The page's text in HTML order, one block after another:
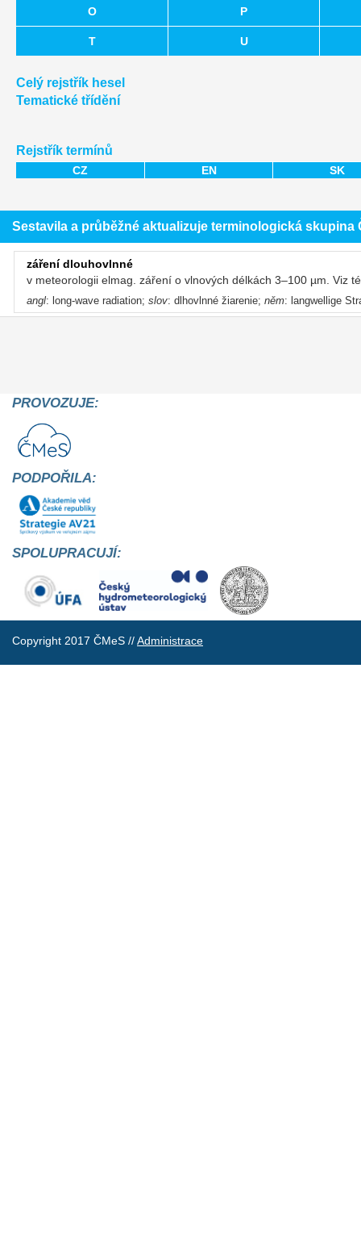
O P
T U
Celý rejstřík hesel
Tematické třídění
Rejstřík termínů
CZ EN SK
Sestavila a průběžné aktualizuje terminologická
záření dlouhovlnné
v meteorologii elmag. záření o vlnových délkách 3–100 µm. Viz
angl: long-wave radiation; slov: dlhovlnné žiarenie; něm: langwellige
PROVOZUJE:
PODPOŘILA:
SPOLUPRACUJÍ:
Copyright 2017 ČMeS //Administrace